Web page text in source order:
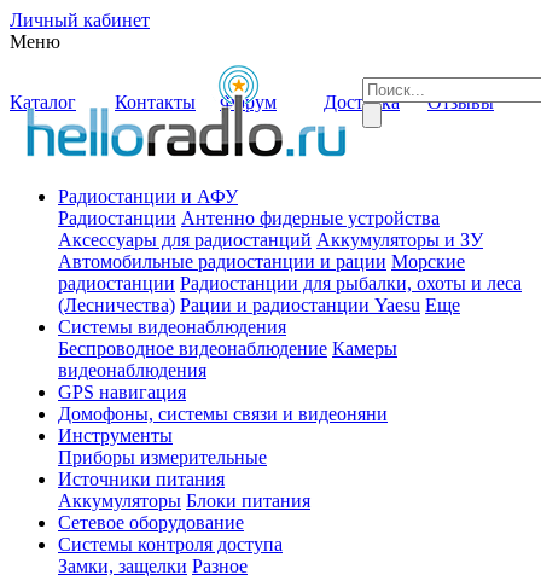
Личный кабинет
Меню
Каталог Контакты Форум Доставка Отзывы
Радиостанции и АФУ
Радиостанции Антенно фидерные устройства
Аксессуары для радиостанций Аккумуляторы и ЗУ
Автомобильные радиостанции и рации Морские
радиостанции Радиостанции для рыбалки, охоты и леса
(Лесничества) Рации и радиостанции Yaesu Еще
Системы видеонаблюдения
Беспроводное видеонаблюдение Камеры
видеонаблюдения
GPS навигация
Домофоны, системы связи и видеоняни
Инструменты
Приборы измерительные
Источники питания
Аккумуляторы Блоки питания
Сетевое оборудование
Системы контроля доступа
Замки, защелки Разное